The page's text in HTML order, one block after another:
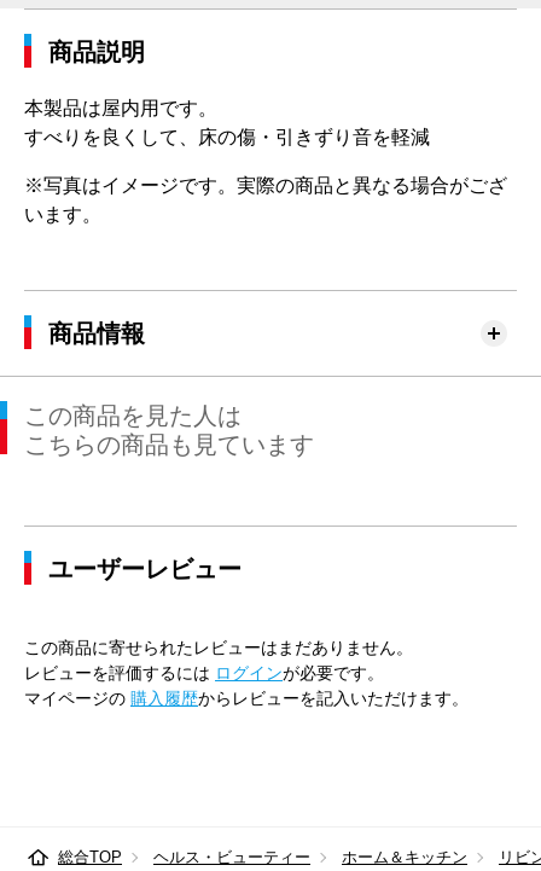
商品説明
本製品は屋内用です。
すべりを良くして、床の傷・引きずり音を軽減
※写真はイメージです。実際の商品と異なる場合がござ
います。
商品情報
この商品を見た人は
こちらの商品も見ています
ユーザーレビュー
この商品に寄せられたレビューはまだありません。
レビューを評価するには ログインが必要です。
マイページの 購入履歴からレビューを記入いただけます。
総合TOP ヘルス・ビューティー ホーム＆キッチン リビ